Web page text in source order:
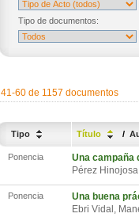
Tipo de documentos:
41-60 de 1157 documentos
Tipo Título /
Ponencia
Una campaña
Pérez
Ponencia
Una buena
Ebri Vidal,